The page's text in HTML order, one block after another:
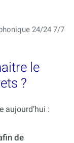
24/24 7/7
le
?
aujourd’hui :
de